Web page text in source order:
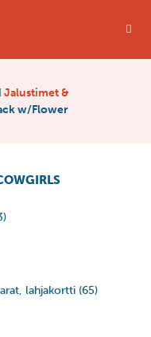
Jalustimet &
w/Flower
lahjakortti (65)